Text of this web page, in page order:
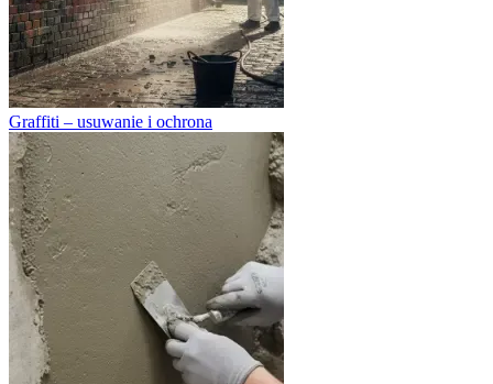
Graffiti – usuwanie i ochrona